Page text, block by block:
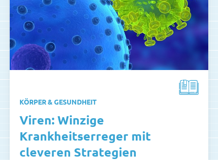
KÖRPER & GESUNDHEIT
Viren: Winzige
Krankheitserreger mit
cleveren Strategien